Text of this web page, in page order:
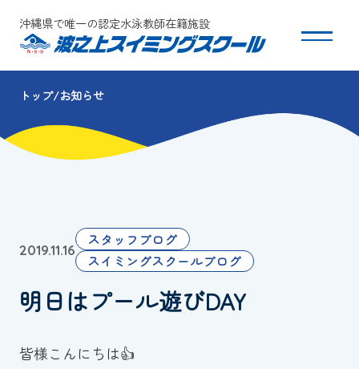
沖縄県で唯一の認定水泳教師在籍施設
スクールについて
コース・クラス紹介
団体会員募集
保護者の方へ
採用情報
トップ お知らせ
2019.11.16
スタッフブログ
スイミングスクールブログ
明日はプール遊びDAY
皆様こんにちは👍